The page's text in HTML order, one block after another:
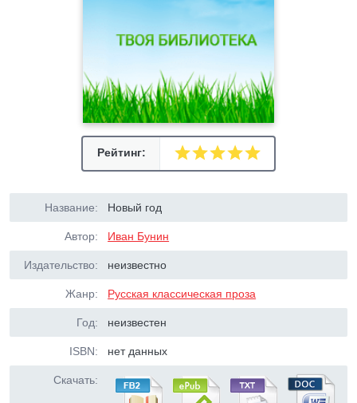
Рейтинг:
Название: Новый год
Автор: Иван Бунин
Издательство: неизвестно
Жанр: Русская классическая проза
Год: неизвестен
ISBN: нет данных
Скачать: